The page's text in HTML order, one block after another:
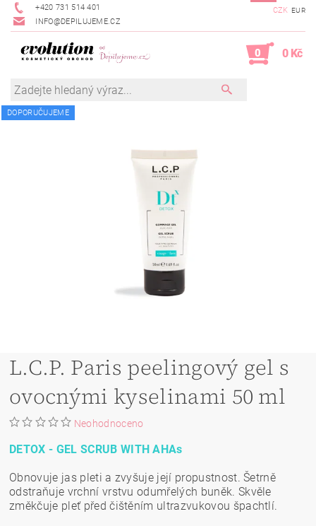
+420 731 514 401
INFO@DEPILUJEME.CZ
CZK EUR
0 0 Kč
DOPORUČUJEME
L.C.P. Paris peelingový gel s
ovocnými kyselinami 50 ml
Neohodnoceno
DETOX - GEL SCRUB WITH AHAs
Obnovuje jas pleti a zvyšuje její propustnost. Šetrně
odstraňuje vrchní vrstvu odumřelých buněk. Skvěle
změkčuje pleť před čištěním ultrazvukovou špachtlí.